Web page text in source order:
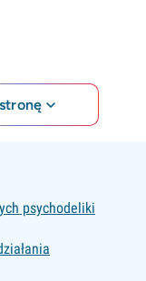
psychodeliki